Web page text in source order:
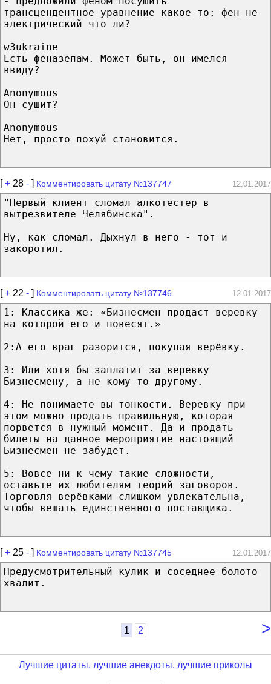
трансцендентное уравнение какое-то: фен не
электрический что ли?
w3ukraine
Есть феназепам. Может быть, он имелся
ввиду?
Anonymous
Он сушит?
Anonymous
Нет, просто похуй становится.
[+ 28 - ] Комментировать цитату №137747 12.01.2017
"Первый клиент сломал алкотестер в
вытрезвителе Челябинска".
Ну, как сломал. Дыхнул в него - тот и
закоротил.
[+ 22 - ] Комментировать цитату №137746 12.01.2017
1: Классика же: «Бизнесмен продаст веревку
на которой его и повесят.»
2:А его враг разорится, покупая верёвку.
3: Или хотя бы заплатит за веревку
Бизнесмену, а не кому-то другому.
4: Не понимаете вы тонкости. Веревку при
этом можно продать правильную, которая
порвется в нужный момент. Да и продать
билеты на данное мероприятие настоящий
Бизнесмен не забудет.
5: Вовсе ни к чему такие сложности,
оставьте их любителям теорий заговоров.
Торговля верёвками слишком увлекательна,
чтобы вешать единственного поставщика.
[+ 25 - ] Комментировать цитату №137745 12.01.2017
Предусмотрительный кулик и соседнее болото
хвалит.
>
1 2
Лучшие цитаты, лучшие анекдоты, лучшие приколы